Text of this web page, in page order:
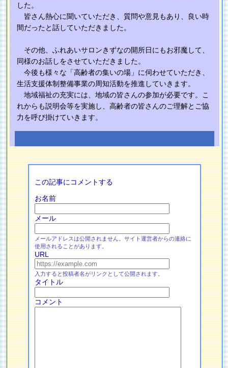
した。
皆さん熱心に聞いていただき、質問や意見もあり、良い時
間だったと話していただきました。
その他、ふれあいサロンきずなの開所日にもお邪魔して、
同様のお話しをさせていただきました。
今後も様々な「高齢者の集いの場」に伺わせていただき、
生活支援体制整備事業の周知活動を推進していきます。
地域福祉の充実には、地域の皆さんの参加が必要です。こ
れからも説明会等を実施し、高齢者の皆さんのご理解とご協
力を呼び掛けていきます。
この記事にコメントする
お名前
メール
メールアドレスは公開されません。サイト運営者からの連絡に
使用されることがあります。
URL
入力すると投稿者名がリンクとして公開されます。
タイトル
コメント